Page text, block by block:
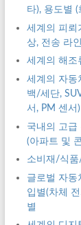
타), 용도별
세계의 피뢰
상, 전송 라
세계의 해조
세계의 자동
백/세단,
서, PM 센서
국내의 고급
(아파트 및
소비재/식품
글로벌 자동
입별(차체
별